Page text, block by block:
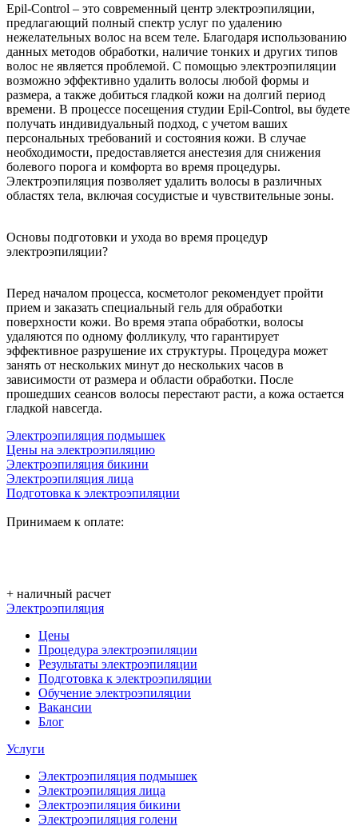
Epil-Control – это современный центр электроэпиляции,
предлагающий полный спектр услуг по удалению
нежелательных волос на всем теле. Благодаря использованию
данных методов обработки, наличие тонких и других типов
волос не является проблемой. С помощью электроэпиляции
возможно эффективно удалить волосы любой формы и
размера, а также добиться гладкой кожи на долгий период
времени. В процессе посещения студии Epil-Control, вы будете
получать индивидуальный подход, с учетом ваших
персональных требований и состояния кожи. В случае
необходимости, предоставляется анестезия для снижения
болевого порога и комфорта во время процедуры.
Электроэпиляция позволяет удалить волосы в различных
областях тела, включая сосудистые и чувствительные зоны.
Основы подготовки и ухода во время процедур
электроэпиляции?
Перед началом процесса, косметолог рекомендует пройти
прием и заказать специальный гель для обработки
поверхности кожи. Во время этапа обработки, волосы
удаляются по одному фолликулу, что гарантирует
эффективное разрушение их структуры. Процедура может
занять от нескольких минут до нескольких часов в
зависимости от размера и области обработки. После
прошедших сеансов волосы перестают расти, а кожа остается
гладкой навсегда.
Электроэпиляция подмышек
Цены на электроэпиляцию
Электроэпиляция бикини
Электроэпиляция лица
Подготовка к электроэпиляции
Принимаем к оплате:
+ наличный расчет
Электроэпиляция
Цены
Процедура электроэпиляции
Результаты электроэпиляции
Подготовка к электроэпиляции
Обучение электроэпиляции
Вакансии
Блог
Услуги
Электроэпиляция подмышек
Электроэпиляция лица
Электроэпиляция бикини
Электроэпиляция голени